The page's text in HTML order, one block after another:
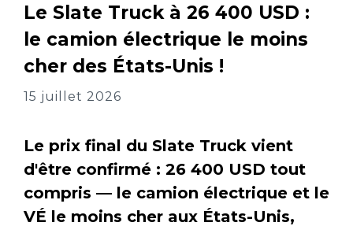
Le Slate Truck à 26 400 USD :
le camion électrique le moins
cher des États-Unis !
15 juillet 2026
Le prix final du Slate Truck vient
d'être confirmé : 26 400 USD tout
compris — le camion électrique et le
VÉ le moins cher aux États-Unis,